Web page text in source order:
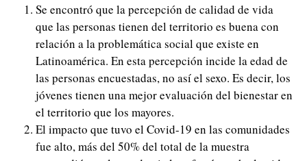
Se encontró que la percepción de calidad de vida
que las personas tienen del territorio es buena con
relación a la problemática social que existe en
Latinoamérica. En esta percepción incide la edad de
las personas encuestadas, no así el sexo. Es decir, los
jóvenes tienen una mejor evaluación del bienestar en
el territorio que los mayores.
El impacto que tuvo el Covid-19 en las comunidades
fue alto, más del 50% del total de la muestra